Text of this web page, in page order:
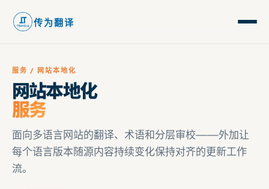
传为翻译
服务 / 网站本地化
网站本地化
服务
面向多语言网站的翻译、术语和分层审校——外加让
每个语言版本随源内容持续变化保持对齐的更新工作
流。